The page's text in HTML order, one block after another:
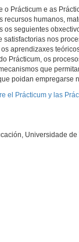
o Prácticum e as
recursos humanos,
os seguientes
satisfactorias nos
aprendizaxes
Prácticum, os
que
poidan empregarse
el Prácticum y las
Universidade de